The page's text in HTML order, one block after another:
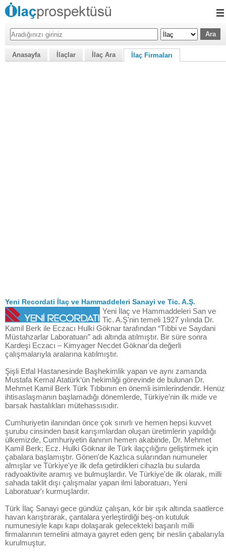
Anasayfa İlaçlar İlaç Ara İlaç Firmaları
Yeni Recordati İlaç ve Hammaddeleri Sanayi ve Tic. A.Ş.
Yeni İlaç ve Hammaddeleri San ve
Tic. A.Ş'nin temeli 1927 yılında Dr.
Kamil Berk ile Eczacı Hulki Göknar tarafından “Tıbbi ve Saydani
Müstahzarlar Laboratuarı” adı altında atılmıştır. Bir süre sonra
Kardeşi Eczacı – Kimyager Necdet Göknar'da değerli
çalışmalarıyla aralarına katılmıştır.
Şişli Etfal Hastanesinde Başhekimlik yapan ve aynı zamanda
Mustafa Kemal Atatürk‘ün hekimliği görevinde de bulunan Dr.
Mehmet Kamil Berk Türk Tıbbının en önemli isimlerindendir. Henüz
ihtisaslaşmanın başlamadığı dönemlerde, Türkiye'nin ilk mide ve
barsak hastalıkları mütehassısıdır.
Cumhuriyetin ilanından önce çok sınırlı ve hemen hepsi kuvvet
şurubu cinsinden basit karışımlardan oluşan üretimlerin yapıldığı
ülkemizde, Cumhuriyetin ilanının hemen akabinde, Dr. Mehmet
Kamil Berk; Ecz. Hulki Göknar ile Türk ilaççılığını geliştirmek için
çabalara başlamıştır. Gönen'de Kazlıca sularından numuneler
almışlar ve Türkiye'ye ilk defa getirdikleri cihazla bu sularda
radyoaktivite aramış ve bulmuşlardır. Ve Türkiye'de ilk olarak, milli
sahada taklit dışı çalışmalar yapan ilmi laboratuarı, Yeni
Laboratuar'ı kurmuşlardır.
Türk İlaç Sanayi gece gündüz çalışan, kör bir ışık altında saatlerce
havan karıştırarak, çantalara yerleştirdiği beş-on kutuluk
numunesiyle kapı kapı dolaşarak gelecekteki başarılı milli
firmalarının temelini atmaya gayret eden genç bir neslin çabalarıyla
kurulmuştur.